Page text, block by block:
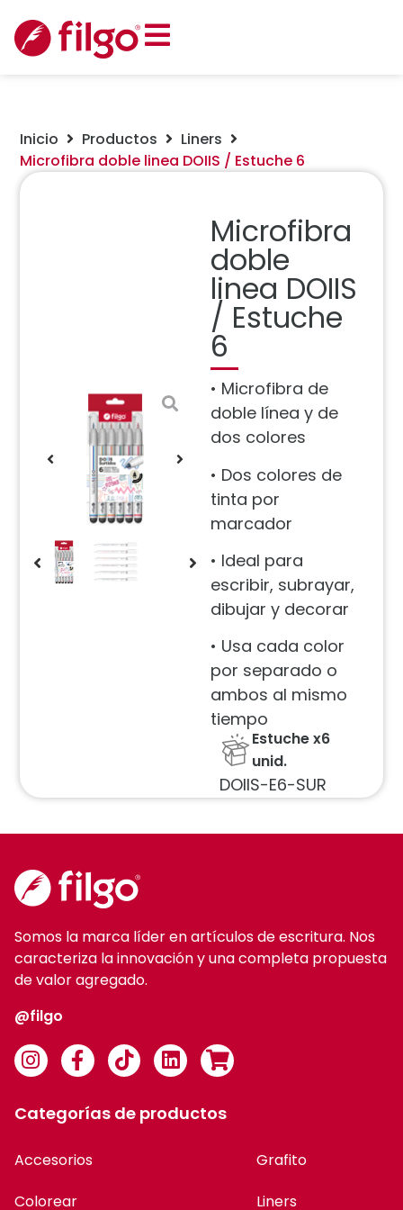
Inicio Productos
Liners
Microfibra doble linea DOIIS / Estuche 6
Microfibra
doble
linea DOIIS
/ Estuche
6
• Microfibra de
doble línea y de
dos colores
• Dos colores de
tinta por
marcador
• Ideal para
escribir, subrayar,
dibujar y decorar
• Usa cada color
por separado o
ambos al mismo
tiempo
Estuche x6
unid.
DOIIS-E6-SUR
Somos la marca líder en artículos de escritura. Nos
caracteriza la innovación y una completa propuesta
de valor agregado.
@filgo
Categorías de productos
Accesorios
Colorear
Grafito
Liners